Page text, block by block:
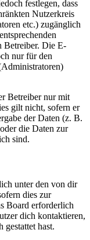
festlegen, dass
Nutzerkreis
etc.) zugänglich
Betreiber. Die E-
nur für den
Betreiber nur mit
gilt nicht, sofern er
der Daten (z. B.
die Daten zur
sind.
unter den von dir
dies zur
Board erforderlich
dich kontaktieren,
gestattet hast.